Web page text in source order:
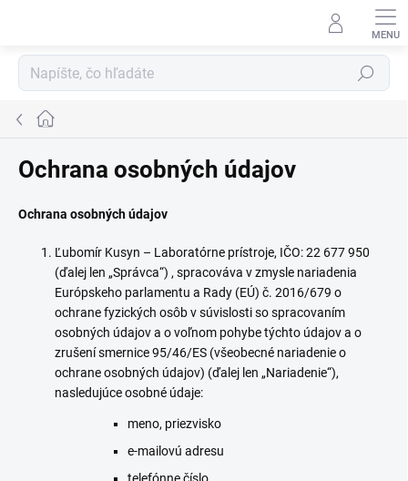
Hľadať
Domov
Ochrana osobných údajov
Ochrana osobných údajov
Ľubomír Kusyn – Laboratórne prístroje, IČO: 22 677 950
(ďalej len „Správca“) , spracováva v zmysle nariadenia
Európskeho parlamentu a Rady (EÚ) č. 2016/679 o
ochrane fyzických osôb v súvislosti so spracovaním
osobných údajov a o voľnom pohybe týchto údajov a o
zrušení smernice 95/46/ES (všeobecné nariadenie o
ochrane osobných údajov) (ďalej len „Nariadenie“),
nasledujúce osobné údaje:
meno, priezvisko
e-mailovú adresu